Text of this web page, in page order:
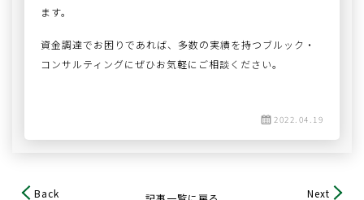
ます。
資金調達でお困りであれば、多数の実績を持つブルック・
コンサルティングにぜひお気軽にご相談ください。
2022.04.19
Back Next